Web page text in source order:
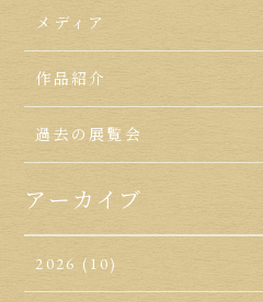
メディア
作品紹介
過去の展覧会
アーカイブ
2026 (10)